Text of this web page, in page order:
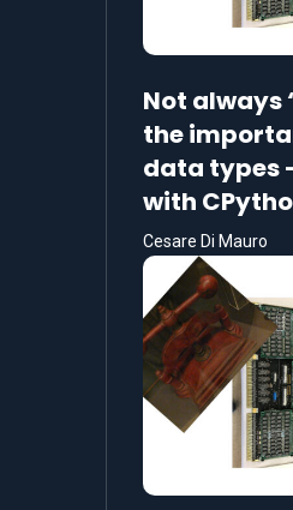
Not always
the
data types
with
Cesare Di Mauro